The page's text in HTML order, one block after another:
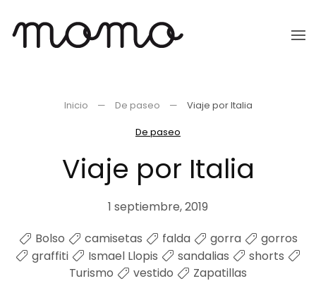
Ir
Inicio De paseo
Viaje por Italia
De paseo
Viaje por Italia
1 septiembre, 2019
Bolso
camisetas falda gorra
gorros
graffiti
Ismael Llopis sandalias
shorts
Turismo
vestido Zapatillas